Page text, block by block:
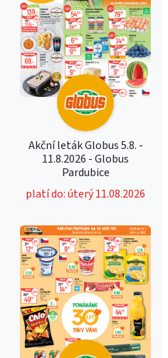
Akční leták Globus 5.8. -
11.8.2026 - Globus
Pardubice
platí do: úterý 11.08.2026